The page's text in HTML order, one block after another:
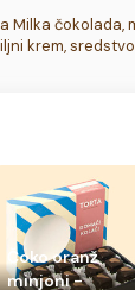
Milka čokolada,
krem,
Čoko oranž
minjoni -